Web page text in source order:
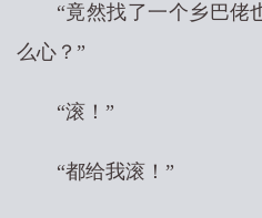
“竟然找了一个乡巴佬
么心？”
“滚！”
“都给我滚！”